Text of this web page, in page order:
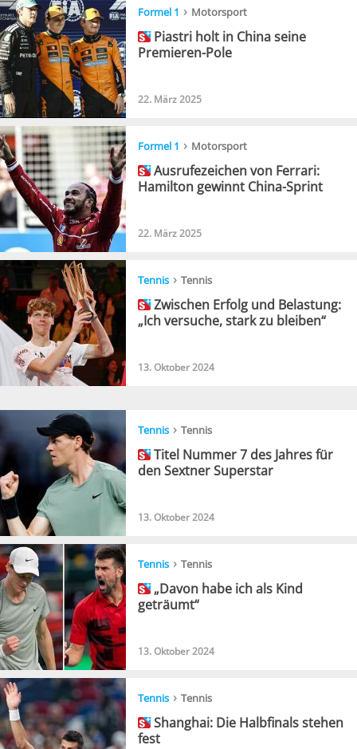
Formel 1 › Motorsport
Piastri holt in China seine
Premieren-Pole
22. März 2025
Formel 1 › Motorsport
Ausrufezeichen von Ferrari:
Hamilton gewinnt China-Sprint
22. März 2025
Tennis › Tennis
Zwischen Erfolg und Belastung:
„Ich versuche, stark zu bleiben“
13. Oktober 2024
Tennis › Tennis
Titel Nummer 7 des Jahres für
den Sextner Superstar
13. Oktober 2024
Tennis › Tennis
„Davon habe ich als Kind
geträumt“
13. Oktober 2024
Tennis › Tennis
Shanghai: Die Halbfinals stehen
fest